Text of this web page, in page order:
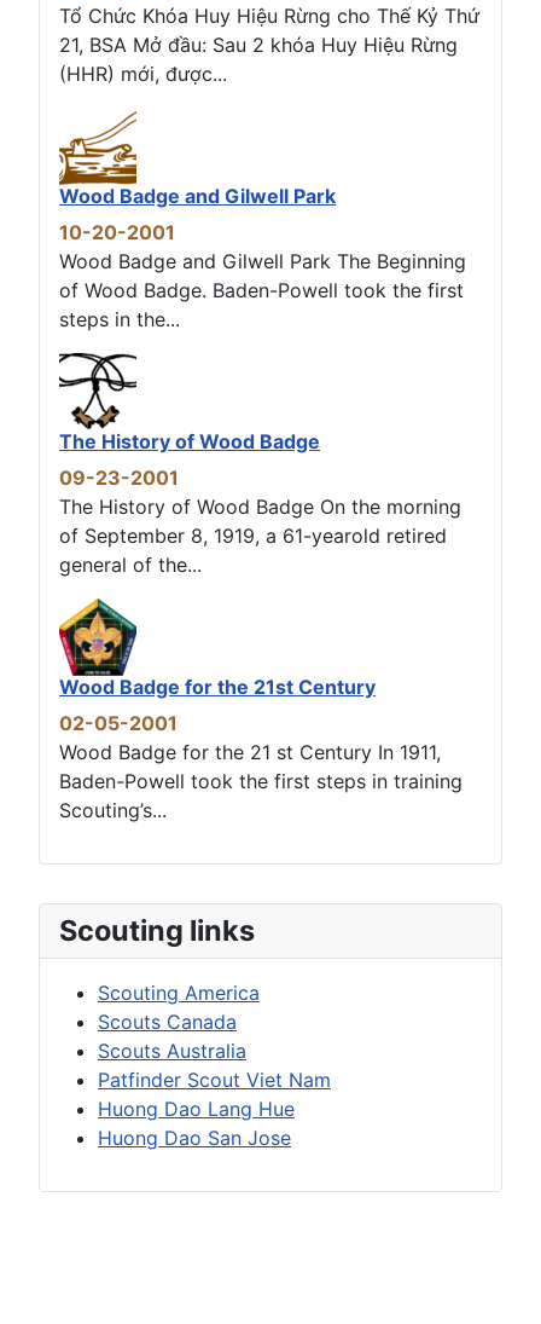
Scouting links
Scouting America
Scouts Canada
Scouts Australia
Patfinder Scout Viet Nam
Huong Dao Lang Hue
Huong Dao San Jose
Tổ Chức Khóa Huy Hiệu Rừng cho Thế Kỷ Thứ
21, BSA Mở đầu: Sau 2 khóa Huy Hiệu Rừng
(HHR) mới, được...
Wood Badge and Gilwell Park
10-20-2001
Wood Badge and Gilwell Park The Beginning
of Wood Badge. Baden-Powell took the first
steps in the...
The History of Wood Badge
09-23-2001
The History of Wood Badge On the morning
of September 8, 1919, a 61-yearold retired
general of the...
Wood Badge for the 21st Century
02-05-2001
Wood Badge for the 21 st Century In 1911,
Baden-Powell took the first steps in training
Scouting’s...